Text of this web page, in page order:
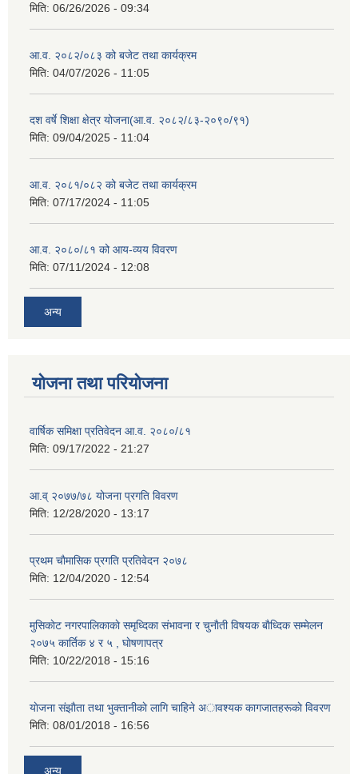
मिति: 06/26/2026 - 09:34
आ.व. २०८२/०८३ को बजेट तथा कार्यक्रम
मिति: 04/07/2026 - 11:05
दश वर्षे शिक्षा क्षेत्र योजना(आ.व. २०८२/८३-२०९०/९१)
मिति: 09/04/2025 - 11:04
आ.व. २०८१/०८२ को बजेट तथा कार्यक्रम
मिति: 07/17/2024 - 11:05
आ.व. २०८०/८१ को आय-व्यय विवरण
मिति: 07/11/2024 - 12:08
अन्य
योजना तथा परियोजना
वार्षिक समिक्षा प्रतिवेदन आ.व. २०८०/८१
मिति: 09/17/2022 - 21:27
आ.व् २०७७/७८ योजना प्रगति विवरण
मिति: 12/28/2020 - 13:17
प्रथम चाैमासिक प्रगति प्रतिवेदन २०७८
मिति: 12/04/2020 - 12:54
मुसिकाेट नगरपालिकाकाे समृध्दिका संभावना र चुनाैती विषयक बाैध्दिक सम्मेलन
२०७५ कार्तिक ४ र ५ , घाेषणापत्र
मिति: 10/22/2018 - 15:16
याेजना संझाैता तथा भुक्तानीकाे लागि चाहिने अावश्यक कागजातहरूकाे विवरण
मिति: 08/01/2018 - 16:56
अन्य